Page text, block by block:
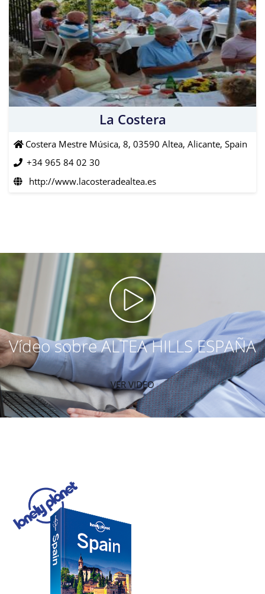
La Costera
Costera Mestre Música, 8, 03590 Altea, Alicante, Spain
+34 965 84 02 30
http://www.lacosteradealtea.es
Vídeo sobre ALTEA HILLS ESPAÑA
VER VIDEO